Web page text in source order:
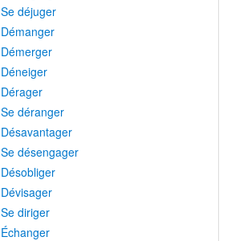
Se déjuger
Démanger
Démerger
Déneiger
Dérager
Se déranger
Désavantager
Se désengager
Désobliger
Dévisager
Se diriger
Échanger